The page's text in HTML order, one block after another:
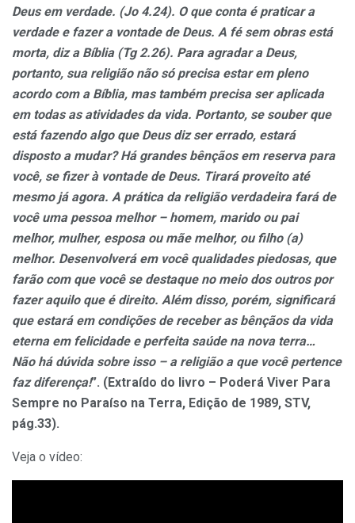
Deus em verdade. (Jo 4.24). O que conta é praticar a
verdade e fazer a vontade de Deus. A fé sem obras está
morta, diz a Bíblia (Tg 2.26). Para agradar a Deus,
portanto, sua religião não só precisa estar em pleno
acordo com a Bíblia, mas também precisa ser aplicada
em todas as atividades da vida. Portanto, se souber que
está fazendo algo que Deus diz ser errado, estará
disposto a mudar? Há grandes bênçãos em reserva para
você, se fizer à vontade de Deus. Tirará proveito até
mesmo já agora. A prática da religião verdadeira fará de
você uma pessoa melhor – homem, marido ou pai
melhor, mulher, esposa ou mãe melhor, ou filho (a)
melhor. Desenvolverá em você qualidades piedosas, que
farão com que você se destaque no meio dos outros por
fazer aquilo que é direito. Além disso, porém, significará
que estará em condições de receber as bênçãos da vida
eterna em felicidade e perfeita saúde na nova terra…
Não há dúvida sobre isso – a religião a que você pertence
faz diferença!”. (Extraído do livro – Poderá Viver Para
Sempre no Paraíso na Terra, Edição de 1989, STV,
pág.33).
Veja o vídeo: